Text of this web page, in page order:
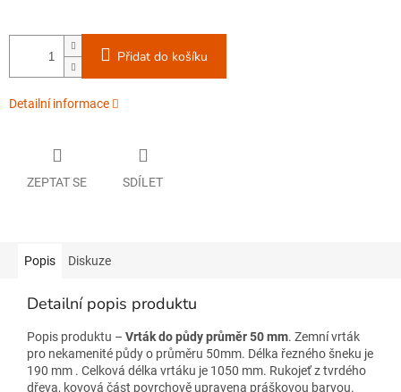
Přidat do košíku
Detailní informace
ZEPTAT SE SDÍLET
Popis Diskuze
Detailní popis produktu
Popis produktu – Vrták do půdy průměr 50 mm. Zemní vrták
pro nekamenité půdy o průměru 50mm. Délka řezného šneku je
190 mm . Celková délka vrtáku je 1050 mm. Rukojeť z tvrdého
dřeva, kovová část povrchově upravena práškovou barvou.